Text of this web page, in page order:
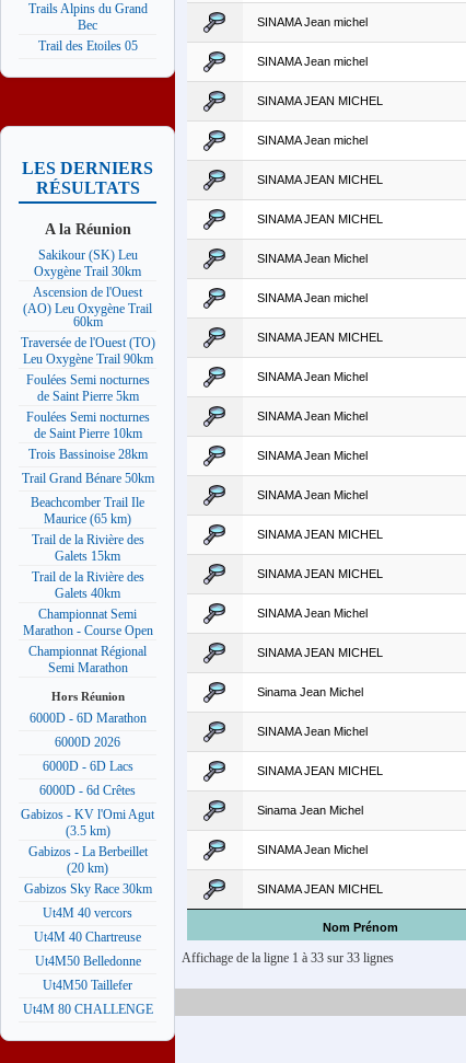
Trails Alpins du Grand
Bec
Trail des Etoiles 05
LES DERNIERS
RÉSULTATS
A la Réunion
Sakikour (SK) Leu
Oxygène Trail 30km
Ascension de l'Ouest
(AO) Leu Oxygène Trail
60km
Traversée de l'Ouest (TO)
Leu Oxygène Trail 90km
Foulées Semi nocturnes
de Saint Pierre 5km
Foulées Semi nocturnes
de Saint Pierre 10km
Trois Bassinoise 28km
Trail Grand Bénare 50km
Beachcomber Trail Ile
Maurice (65 km)
Trail de la Rivière des
Galets 15km
Trail de la Rivière des
Galets 40km
Championnat Semi
Marathon - Course Open
Championnat Régional
Semi Marathon
Hors Réunion
6000D - 6D Marathon
6000D 2026
6000D - 6D Lacs
6000D - 6d Crêtes
Gabizos - KV l'Omi Agut
(3.5 km)
Gabizos - La Berbeillet
(20 km)
Gabizos Sky Race 30km
Ut4M 40 vercors
Ut4M 40 Chartreuse
Ut4M50 Belledonne
Ut4M50 Taillefer
Ut4M 80 CHALLENGE
Nom Prénom
SINAMA Jean michel
SINAMA Jean michel
SINAMA JEAN MICHEL
SINAMA Jean michel
SINAMA JEAN MICHEL
SINAMA JEAN MICHEL
SINAMA Jean Michel
SINAMA Jean michel
SINAMA JEAN MICHEL
SINAMA Jean Michel
SINAMA Jean Michel
SINAMA Jean Michel
SINAMA Jean Michel
SINAMA JEAN MICHEL
SINAMA JEAN MICHEL
SINAMA Jean Michel
SINAMA JEAN MICHEL
Sinama Jean Michel
SINAMA Jean Michel
SINAMA JEAN MICHEL
Sinama Jean Michel
SINAMA Jean Michel
SINAMA JEAN MICHEL
Affichage de la ligne 1 à 33 sur 33 lignes